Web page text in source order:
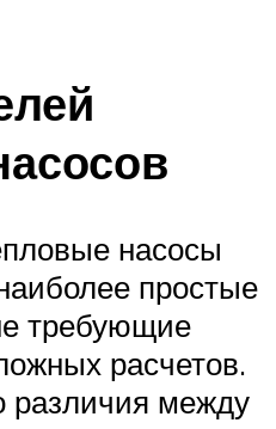
насосы
простые
требующие
расчетов.
различия между